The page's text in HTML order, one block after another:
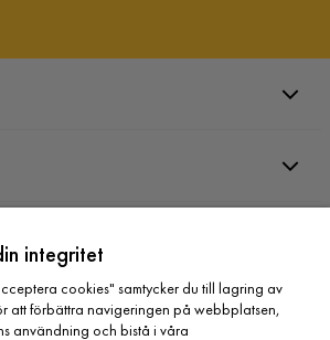
integritet
cookies" samtycker du till lagring av
att förbättra navigeringen på webbplatsen,
användning och bistå i våra